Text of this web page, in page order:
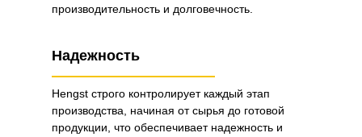
Надежность
производительность и долговечность.
Hengst строго контролирует каждый этап
производства, начиная от сырья до готовой
продукции, что обеспечивает надежность и